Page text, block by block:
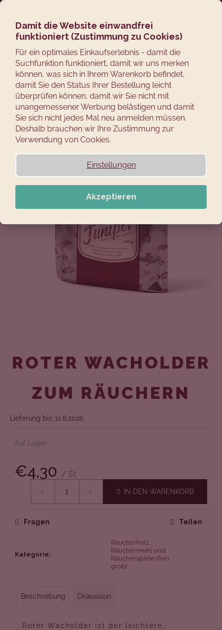
Damit die Website einwandfrei
funktioniert (Zustimmung zu Cookies)
Für ein optimales Einkaufserlebnis - damit die
Suchfunktion funktioniert, damit wir uns merken
können, was sich in Ihrem Warenkorb befindet,
damit Sie den Status Ihrer Bestellung leicht
überprüfen können, damit wir Sie nicht mit
unangemessener Werbung belästigen und damit
Sie sich nicht jedes Mal neu anmelden müssen.
Deshalb brauchen wir Ihre Zustimmung zur
Verwendung von Cookies.
Einstellungen
Akzeptieren
Zum
springen
ROTER WACHOLDER
ZUM RÄUCHERN
Lieferung bis: 11.8.2026
Auf Lager
€4,30 / St
IN DEN WARENKORB
Kategorie:
Räucherholz,
Räuchermehl und
Räucherspäne (fein,
grob)
Fragen Teilen
NEUHEIT
AB 5 STÜCK -10%
AB 10 STÜCK -20%
Beschreibung Diskussion
Roter Wacholder ist der leichtere,
Zurück
zum
W
A
S
S
U
C
H
N
I
M
E
L